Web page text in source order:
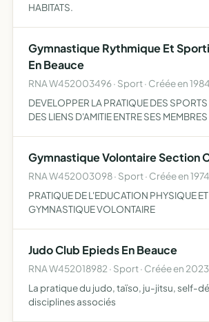
HABITATS.
Gymnastique Rythmique Et
En Beauce
RNA W452003496 · Sport · Créée en 1984
DEVELOPPER LA PRATIQUE DES SPORTS
DES LIENS D'AMITIE ENTRE SES MEMBRES
Gymnastique Volontaire Section
RNA W452003098 · Sport · Créée en 1974
PRATIQUE DE L'EDUCATION PHYSIQUE ET
GYMNASTIQUE VOLONTAIRE
Judo Club Epieds En Beauce
RNA W452018982 · Sport · Créée en 2023
La pratique du judo, taïso, ju-jitsu, self-
disciplines associés